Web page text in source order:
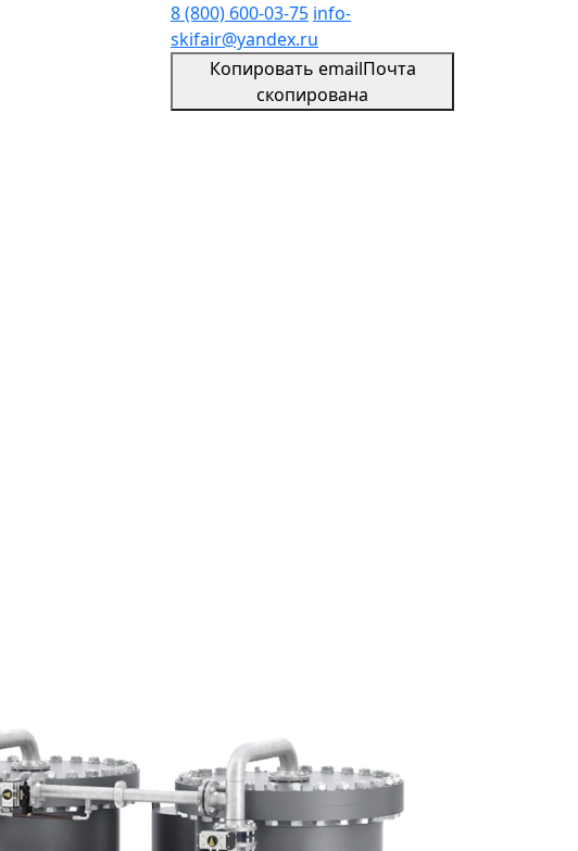
8 (800) 600-03-75 info-
skifair@yandex.ru
Копировать emailПочта
скопирована